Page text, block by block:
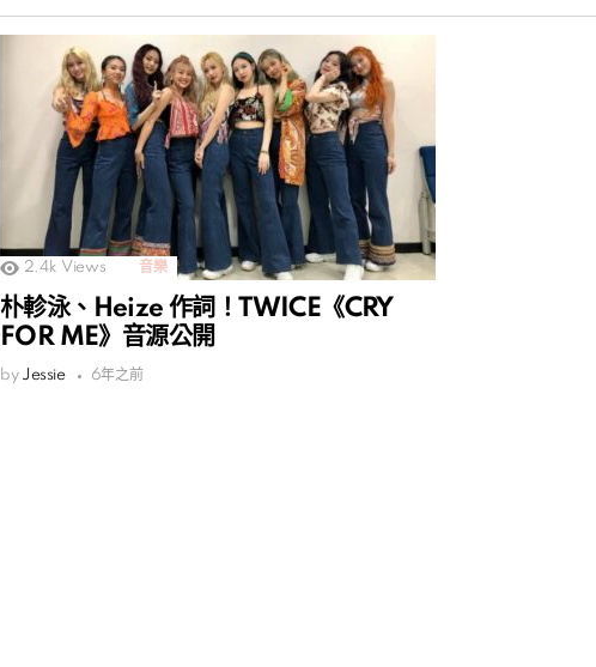
2.4k Views 音樂
朴軫泳、Heize 作詞！TWICE《CRY
FOR ME》音源公開
by Jessie 6年之前